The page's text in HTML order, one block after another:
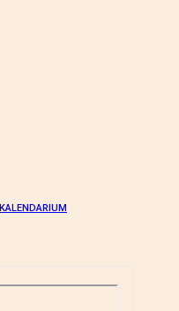
KALENDARIUM